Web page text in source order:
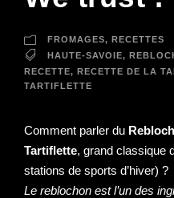
FROMAGES, RECETTES
HAUTE-SAVOIE,
RECETTE, RECETTE DE LA
TARTIFLETTE
Comment parler du
Tartiflette, grand classique
stations de sports d’hiver) ?
Le reblochon est l’un des